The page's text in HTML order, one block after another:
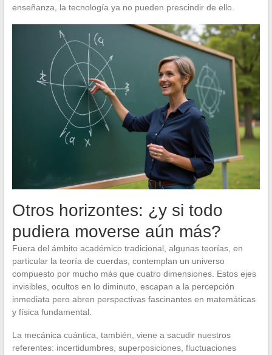
enseñanza, la tecnología ya no pueden prescindir de ello.
Otros horizontes: ¿y si todo
pudiera moverse aún más?
Fuera del ámbito académico tradicional, algunas teorías, en
particular la teoría de cuerdas, contemplan un universo
compuesto por mucho más que cuatro dimensiones. Estos ejes
invisibles, ocultos en lo diminuto, escapan a la percepción
inmediata pero abren perspectivas fascinantes en matemáticas
y física fundamental.
La mecánica cuántica, también, viene a sacudir nuestros
referentes: incertidumbres, superposiciones, fluctuaciones